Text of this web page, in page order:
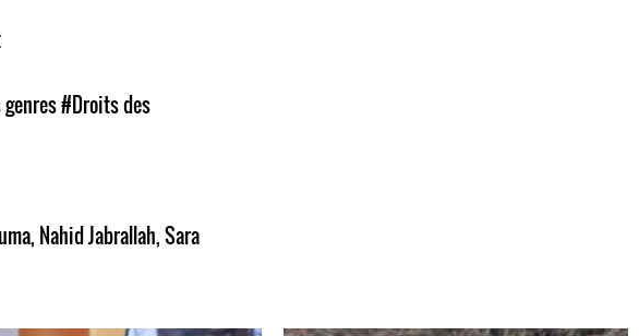
#Droits des
, Nahid Jabrallah,Sara